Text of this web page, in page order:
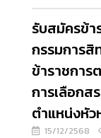
รับสมัครข้
กรรมการสิ
ข้าราชการ
การเลือกส
ตำแหน่งหั
15/12/2568